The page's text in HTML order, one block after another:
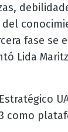
fase se
Lida
como